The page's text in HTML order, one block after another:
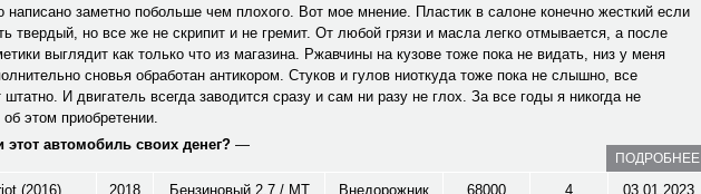
написано заметно побольше чем плохого. Вот мое мнение. Пластик в салоне конечно жесткий если
твердый, но все же не скрипит и не гремит. От любой грязи и масла легко отмывается, а после
выглядит как только что из магазина. Ржавчины на кузове тоже пока не видать, низ у меня
сновья обработан антикором. Стуков и гулов ниоткуда тоже пока не слышно, все
штатно. И двигатель всегда заводится сразу и сам ни разу не глох. За все годы я никогда не
этом приобретении.
этот автомобиль своих денег? —
ПОДРОБНЕЕ
(2016) 2018 Бензиновый 2.7 / MT Внедорожник 68000 4 03.01.2023